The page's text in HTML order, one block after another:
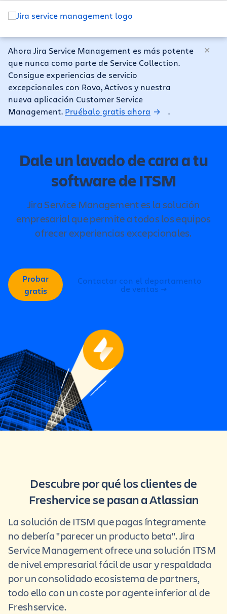
Ahora Jira Service Management es más potente
que nunca como parte de Service Collection.
Consigue experiencias de servicio
excepcionales con Rovo, Activos y nuestra
nueva aplicación Customer Service
Management. Pruébalo gratis ahora .
Dale un lavado de cara a tu
software de ITSM
Jira Service Management es la solución
empresarial que permite a todos los equipos
ofrecer experiencias excepcionales.
Probar
gratis
Contactar con el departamento
de ventas
Descubre por qué los clientes de
Freshervice se pasan a Atlassian
La solución de ITSM que pagas íntegramente
no debería "parecer un producto beta". Jira
Service Management ofrece una solución ITSM
de nivel empresarial fácil de usar y respaldada
por un consolidado ecosistema de partners,
todo ello con un coste por agente inferior al de
Freshservice.